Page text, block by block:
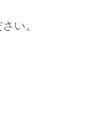
い。